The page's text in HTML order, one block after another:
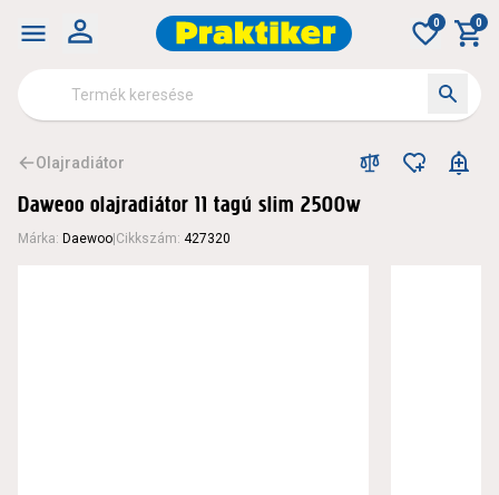
0 0
Olajradiátor
Daweoo olajradiátor 11 tagú slim 2500w
Márka: Daewoo Cikkszám: 427320